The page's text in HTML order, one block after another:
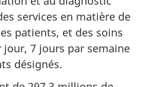
services en matière de
patients, et des soins
jour, 7 jours par semaine
désignés.